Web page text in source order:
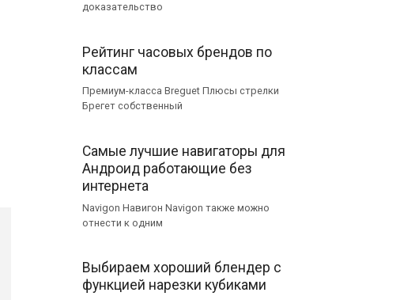
доказательство
Рейтинг часовых брендов по
классам
Премиум-класса Breguet Плюсы стрелки
Брегет собственный
Самые лучшие навигаторы для
Андроид работающие без
интернета
Navigon Навигон Navigon также можно
отнести к одним
Выбираем хороший блендер с
функцией нарезки кубиками